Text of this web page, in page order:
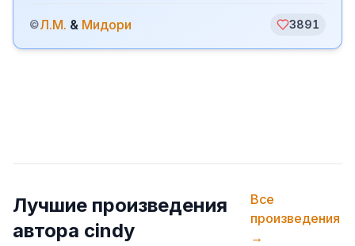
©Л.М. & Мидори 3891
Лучшие произведения
автора cindy
Все
произведения
→